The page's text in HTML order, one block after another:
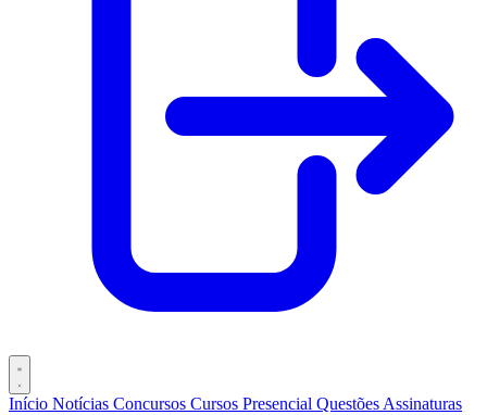
Início Notícias Concursos Cursos Presencial Questões Assinaturas